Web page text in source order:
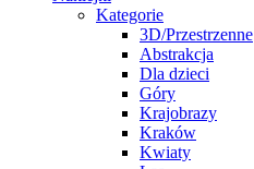
Kategorie
3D/Przestrzenne
Abstrakcja
Dla dzieci
Góry
Krajobrazy
Kraków
Kwiaty